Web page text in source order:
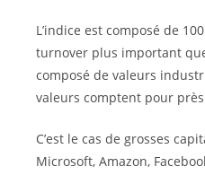
L’indice est composé de
turnover plus important
composé de valeurs
valeurs comptent pour
C’est le cas de grosses
Microsoft, Amazon,